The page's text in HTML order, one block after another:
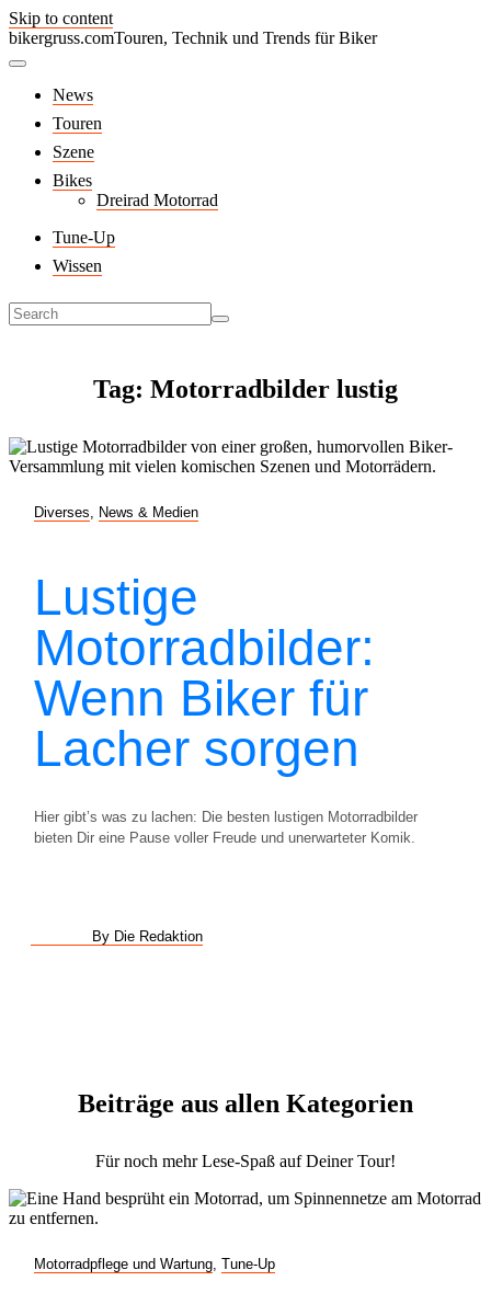
Skip to content
bikergruss.comTouren, Technik und Trends für Biker
News
Touren
Szene
Bikes
Dreirad Motorrad
Tune-Up
Wissen
Tag: Motorradbilder lustig
Diverses News & Medien
Lustige
Motorradbilder:
Wenn Biker für
Lacher sorgen
Hier gibt’s was zu lachen: Die besten lustigen Motorradbilder
bieten Dir eine Pause voller Freude und unerwarteter Komik.
By Die Redaktion
Beiträge aus allen Kategorien
Für noch mehr Lese-Spaß auf Deiner Tour!
Motorradpflege und Wartung Tune-Up